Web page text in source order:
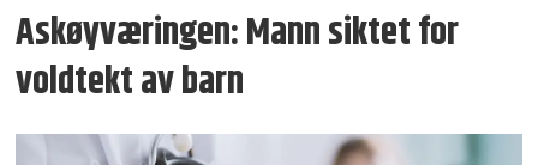
Askøyværingen: Mann siktet for
voldtekt av barn